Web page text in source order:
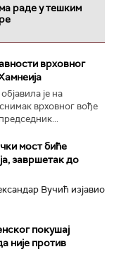
раде у тешким
врховног
је на
врховног вође
мост биће
завршетак до
Вучић изјавио
покушај
није против